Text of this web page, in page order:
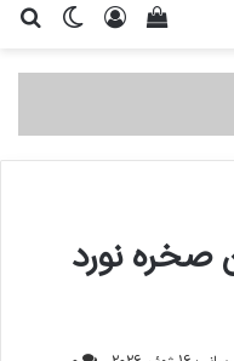
تغییر ورود
دیدن سبد خرید
صخره نورد